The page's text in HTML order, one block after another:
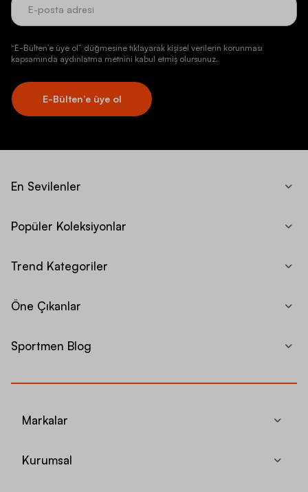
“E-Bülten’e üye ol” düğmesine tıklayarak kişisel verilerin korunması
kapsamında aydınlatma metnini kabul etmiş olursunuz.
E-Bülten’e üye ol
En Sevilenler
Popüler Koleksiyonlar
Trend Kategoriler
Öne Çıkanlar
Sportmen Blog
Markalar
Kurumsal